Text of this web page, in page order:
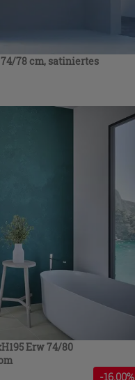
78 cm, satiniertes
Erw 74/80
-16,00%